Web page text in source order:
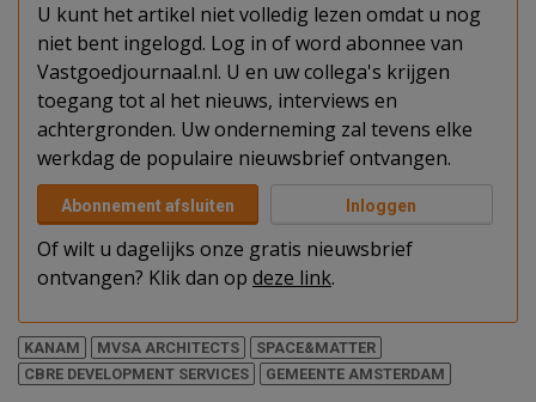
U kunt het artikel niet volledig lezen omdat u nog
niet bent ingelogd. Log in of word abonnee van
Vastgoedjournaal.nl. U en uw collega's krijgen
toegang tot al het nieuws, interviews en
achtergronden. Uw onderneming zal tevens elke
werkdag de populaire nieuwsbrief ontvangen.
Abonnement afsluiten Inloggen
Of wilt u dagelijks onze gratis nieuwsbrief
ontvangen? Klik dan op deze link.
KANAM MVSA ARCHITECTS
SPACE&MATTER
CBRE DEVELOPMENT SERVICES
GEMEENTE AMSTERDAM